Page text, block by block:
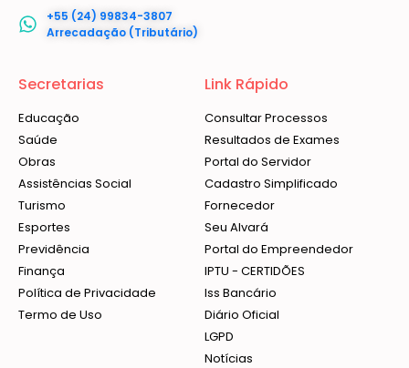
+55 (24) 99834-3807
Arrecadação (Tributário)
Secretarias
Educação
Saúde
Obras
Assistências Social
Turismo
Esportes
Previdência
Finança
Política de Privacidade
Termo de Uso
Link Rápido
Consultar Processos
Resultados de Exames
Portal do Servidor
Cadastro Simplificado
Fornecedor
Seu Alvará
Portal do Empreendedor
IPTU - CERTIDÕES
Iss Bancário
Diário Oficial
LGPD
Notícias